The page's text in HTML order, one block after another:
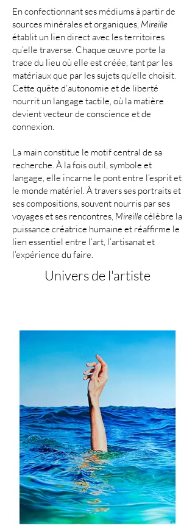
En confectionnant ses médiums à partir de
sources minérales et organiques, Mireille
établit un lien direct avec les territoires
qu’elle traverse. Chaque œuvre porte la
trace du lieu où elle est créée, tant par les
matériaux que par les sujets qu’elle choisit.
Cette quête d’autonomie et de liberté
nourrit un langage tactile, où la matière
devient vecteur de conscience et de
connexion.
La main constitue le motif central de sa
recherche. À la fois outil, symbole et
langage, elle incarne le pont entre l’esprit et
le monde matériel. À travers ses portraits et
ses compositions, souvent nourris par ses
voyages et ses rencontres, Mireillecélèbre la
puissance créatrice humaine et réaffirme le
lien essentiel entre l’art, l’artisanat et
l’expérience du faire.
Univers de l'artiste